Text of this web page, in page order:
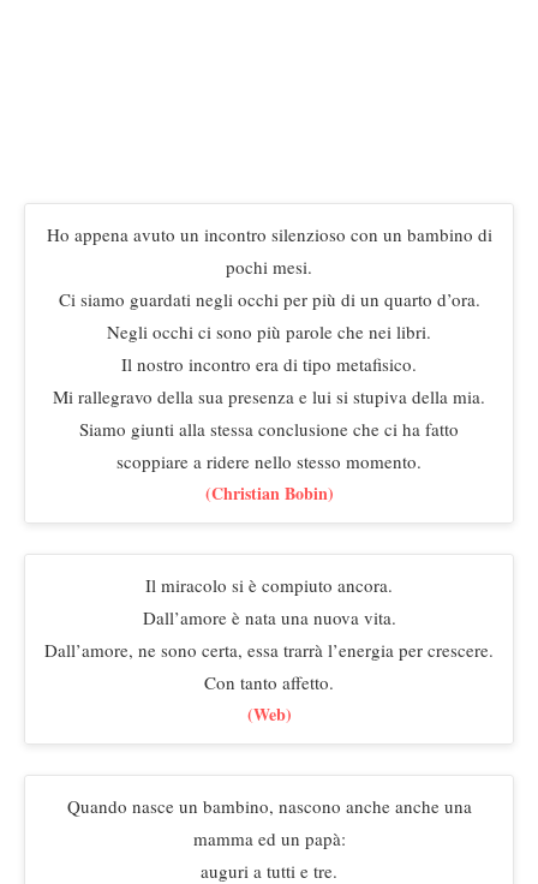
Ho appena avuto un incontro silenzioso con un bambino di
pochi mesi.
Ci siamo guardati negli occhi per più di un quarto d’ora.
Negli occhi ci sono più parole che nei libri.
Il nostro incontro era di tipo metafisico.
Mi rallegravo della sua presenza e lui si stupiva della mia.
Siamo giunti alla stessa conclusione che ci ha fatto
scoppiare a ridere nello stesso momento.
(Christian Bobin)
Il miracolo si è compiuto ancora.
Dall’amore è nata una nuova vita.
Dall’amore, ne sono certa, essa trarrà l’energia per crescere.
Con tanto affetto.
(Web)
Quando nasce un bambino, nascono anche anche una
mamma ed un papà:
auguri a tutti e tre.